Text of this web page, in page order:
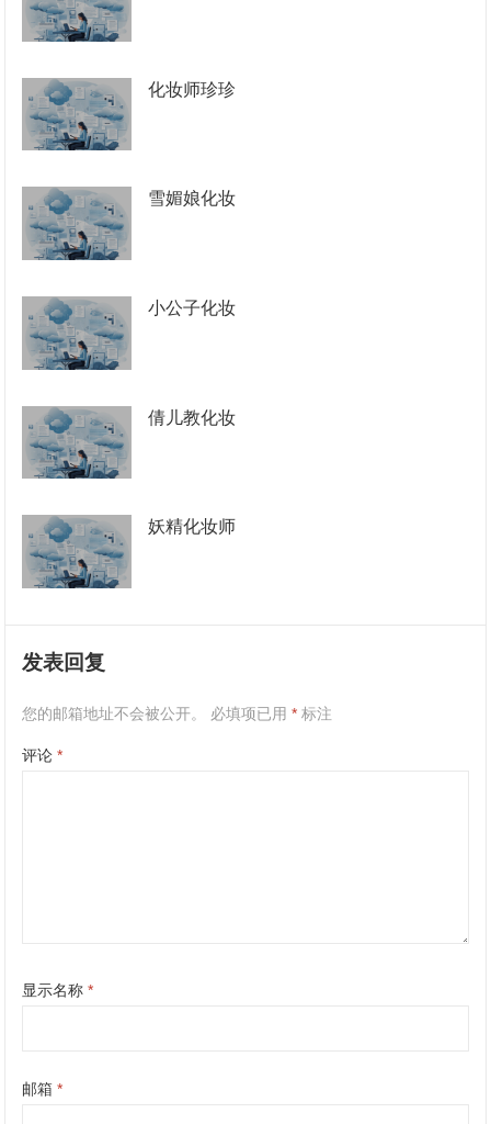
化妆师珍珍
雪媚娘化妆
小公子化妆
倩儿教化妆
妖精化妆师
发表回复
您的邮箱地址不会被公开。 必填项已用* 标注
评论*
显示名称*
邮箱*